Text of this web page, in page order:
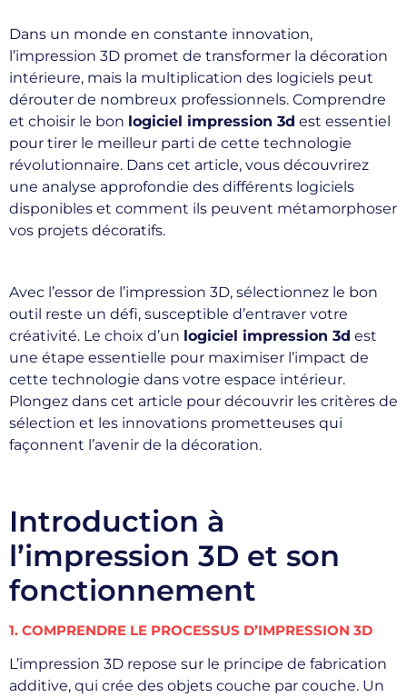
Dans un monde en constante innovation,
l’impression 3D promet de transformer la décoration
intérieure, mais la multiplication des logiciels peut
dérouter de nombreux professionnels. Comprendre
et choisir le bon logiciel impression 3d est essentiel
pour tirer le meilleur parti de cette technologie
révolutionnaire. Dans cet article, vous découvrirez
une analyse approfondie des différents logiciels
disponibles et comment ils peuvent métamorphoser
vos projets décoratifs.
Avec l’essor de l’impression 3D, sélectionnez le bon
outil reste un défi, susceptible d’entraver votre
créativité. Le choix d’un logiciel impression 3d est
une étape essentielle pour maximiser l’impact de
cette technologie dans votre espace intérieur.
Plongez dans cet article pour découvrir les critères de
sélection et les innovations prometteuses qui
façonnent l’avenir de la décoration.
Introduction à
l’impression 3D et son
fonctionnement
1. COMPRENDRE LE PROCESSUS D’IMPRESSION 3D
L’impression 3D repose sur le principe de fabrication
additive, qui crée des objets couche par couche. Un